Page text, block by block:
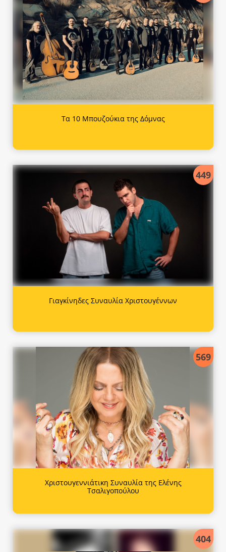
Τα 10 Μπουζούκια της Δόμνας
449
Γιαγκίνηδες Συναυλία Χριστουγέννων
569
Χριστουγεννιάτικη Συναυλία της Ελένης
Τσαλιγοπούλου
404